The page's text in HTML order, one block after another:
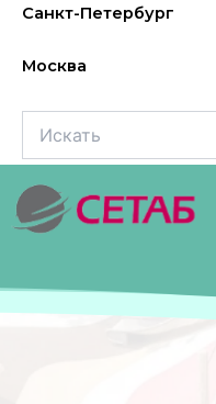
Перейти
содержимому
Санкт-Петербург
Москва